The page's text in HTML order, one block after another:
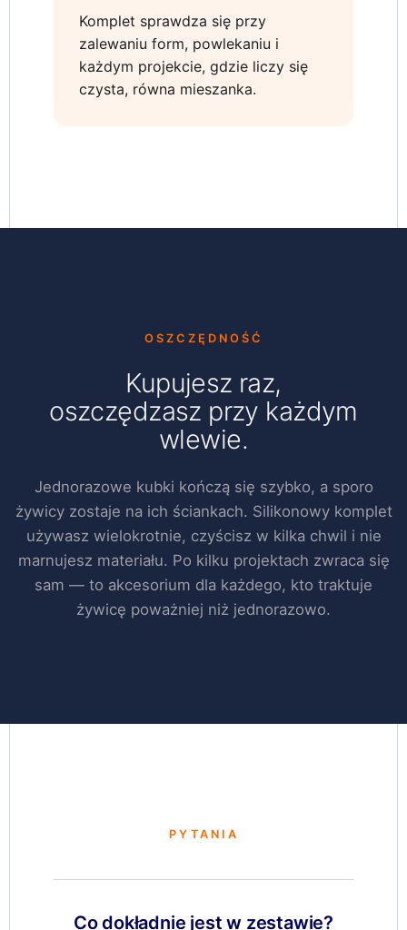
Komplet sprawdza się przy
zalewaniu form, powlekaniu i
każdym projekcie, gdzie liczy się
czysta, równa mieszanka.
OSZCZĘDNOŚĆ
Kupujesz raz,
oszczędzasz przy każdym
wlewie.
Jednorazowe kubki kończą się szybko, a sporo
żywicy zostaje na ich ściankach. Silikonowy komplet
używasz wielokrotnie, czyścisz w kilka chwil i nie
marnujesz materiału. Po kilku projektach zwraca się
sam — to akcesorium dla każdego, kto traktuje
żywicę poważniej niż jednorazowo.
PYTANIA
Co dokładnie jest w zestawie?